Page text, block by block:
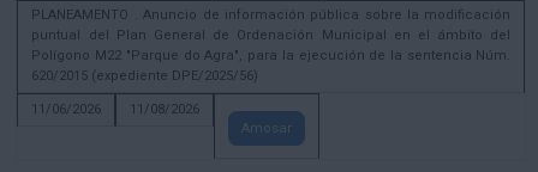
PLANEAMENTO . Anuncio de información pública sobre la modificación
puntual del Plan General de Ordenación Municipal en el ámbito del
Polígono M22 "Parque do Agra", para la ejecución de la sentencia Núm.
620/2015 (expediente DPE/2025/56)
11/06/2026
11/08/2026
Amosar